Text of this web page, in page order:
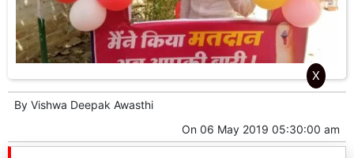
By Vishwa Deepak Awasthi
On 06 May 2019 05:30:00 am
X